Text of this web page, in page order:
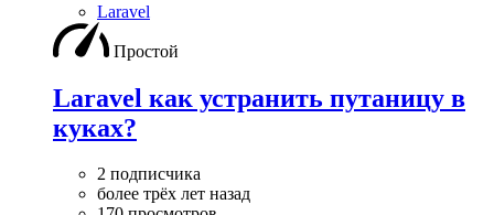
Laravel
Простой
Laravel как устранить путаницу в
куках?
2 подписчика
более трёх лет назад